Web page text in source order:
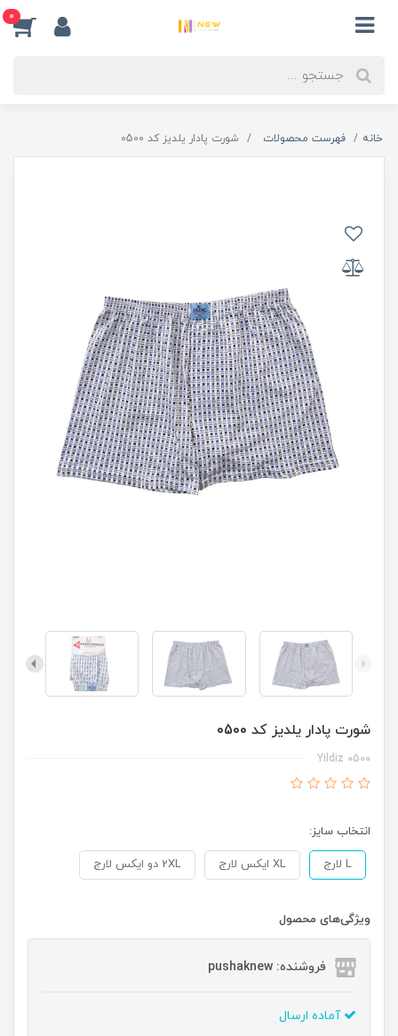
0
خانه فهرست محصولات شورت پادار یلدیز کد 0500
شورت پادار یلدیز کد 0500
Yildiz 0500
انتخاب سایز:
L لارج XL ایکس لارج 2XL دو ایکس لارج
ویژگی‌های محصول
فروشنده: pushaknew
آماده ارسال